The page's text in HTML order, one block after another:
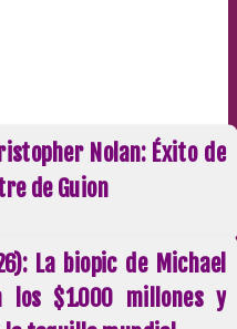
Nolan: Éxito de
de Guion
La biopic de Michael
los $1.000 millones y